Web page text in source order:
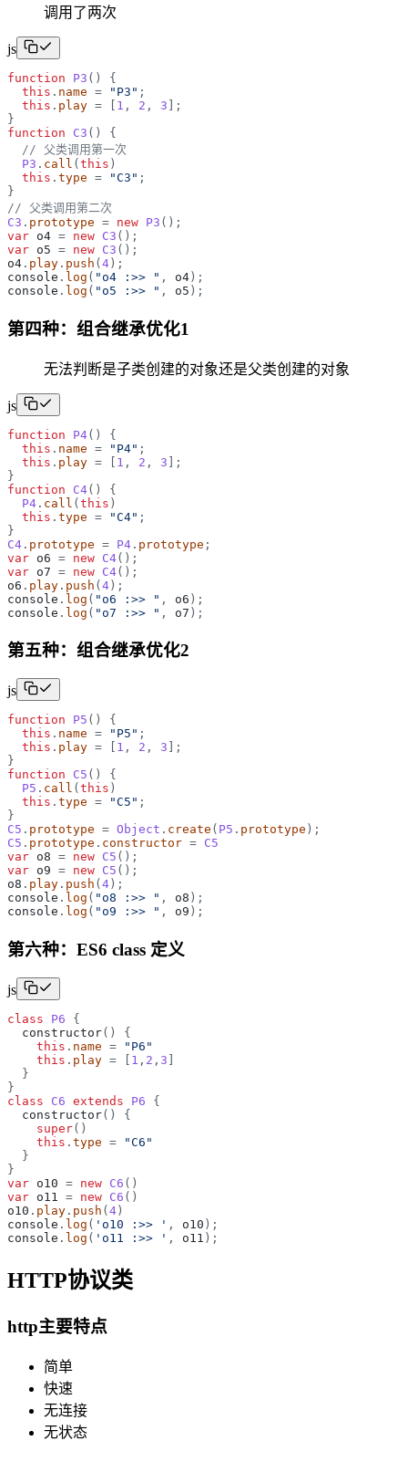
调用了两次
js
function P3 ( )
{
this . name = " P3 " ;
this . play = 1 , 2 , 3
;
}
function
C3 ( )
{
// 父类调用第一次
P3 . call ( this )
this . type = "C3 " ;
}
// 父类调用第二次
C3 . prototype = new P3 ( ) ;
var o4 = new C3 ( ) ;
var o5 = new C3 ( ) ;
o4 . play . push ( 4 ) ;
console . log ( "o4 :>> " , o4 ) ;
console . log ( "o5 :>> " , o5 ) ;
第四种：组合继承优化1
无法判断是子类创建的对象还是父类创建的对象
js
function P4( )
{
this . name = " P4" ;
this . play = [ 1 , 2 , 3 ] ;
}
function
C4( )
{
P4 . call (this )
this . type = "C4" ;
}
C4 . prototype = P4 . prototype ;
var o6 = new C4( ) ;
var o7 = new C4( ) ;
o6 . play . push (4) ;
console . log ( "o6 :>> " , o6 ) ;
console . log ( "o7 :>> " , o7 ) ;
第五种：组合继承优化2
js
function P5 ( )
{
this . name = " P5 " ;
this . play = 1 , 2 , 3
;
}
function
C5 ( )
{
P5 . call ( this )
this . type = "C5 " ;
}
C5 . prototype = Object . create ( P5 . prototype ) ;
C5 . prototype . constructor = C5
var o8 = new C5 ( ) ;
var o9 = new C5 ( ) ;
o8 . play . push ( 4 ) ;
console . log ( "o8 :>> " , o8 ) ;
console . log ( "o9 :>> " , o9 ) ;
第六种：ES6 class 定义
js
class P6
{
constructor( )
{
this . name = " P6 "
this . play = [ 1 , 2 , 3 ]
}
}
class
C6 extends P6
{
constructor( )
{
super( )
this . type = "C6 "
}
}
var o10 = new C6 ( )
var o11 = new C6 ( )
o10 . play . push (4)
console . log ( ' o10 :>> ' , o10 ) ;
console . log ( ' o11 :>> ' , o11 ) ;
HTTP协议类
http主要特点
简单
快速
无连接
无状态